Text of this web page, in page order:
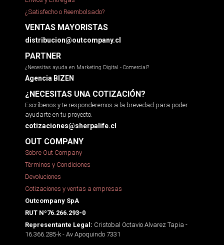
¿Satisfecho o Reembolsado?
VENTAS MAYORISTAS
distribucion@outcompany.cl
PARTNER
¿Necesitas ayuda en Marketing Digital - Comercial?
Agencia BIZEN
¿NECESITAS UNA COTIZACIÓN?
Escríbenos y te responderemos a la brevedad para poder
ayudarte en tu proyecto.
cotizaciones@sherpalife.cl
OUT COMPANY
Sobre Out Company
Términos y Condiciones
Devoluciones
Cotizaciones y ventas a empresas
Outcompany SpA
RUT Nº76.266.293-0
Representante Legal: Cristobal Octavio Alvarez Tapia -
16.366.285-k - Av Apoquindo 7331